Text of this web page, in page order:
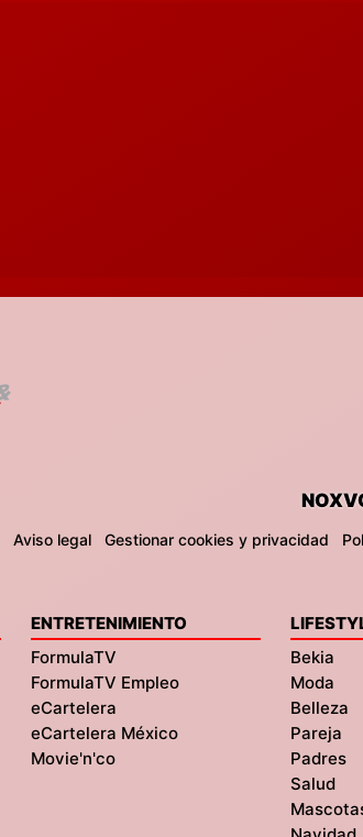
Aviso legal Gestionar cookies y privacidad
ENTRETENIMIENTO
FormulaTV
FormulaTV Empleo
eCartelera
eCartelera México
Movie'n'co
Bekia
Moda
Belleza
Pareja
Padres
Salud